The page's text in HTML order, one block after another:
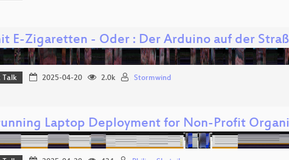
E-Zigaretten - Oder : Der Arduino auf der
Talk 2025-04-20 2.0k Stormwind
Laptop Deployment for Non-Profit